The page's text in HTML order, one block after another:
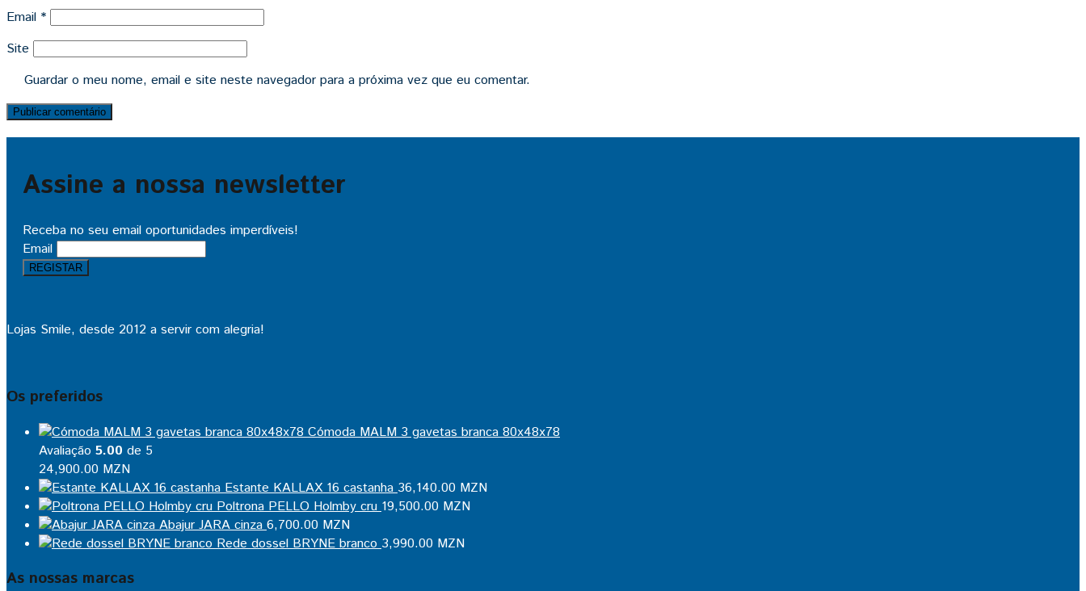
Email *
Site
Guardar o meu nome, email e site neste navegador para a próxima vez que eu comentar.
Assine a nossa newsletter
Receba no seu email oportunidades imperdíveis!
Email
Lojas Smile, desde 2012 a servir com alegria!
Os preferidos
Cómoda MALM 3 gavetas branca 80x48x78
Avaliação 5.00 de 5
24,900.00 MZN
Estante KALLAX 16 castanha 36,140.00 MZN
Poltrona PELLO Holmby cru 19,500.00 MZN
Abajur JARA cinza 6,700.00 MZN
Rede dossel BRYNE branco 3,990.00 MZN
As nossas marcas